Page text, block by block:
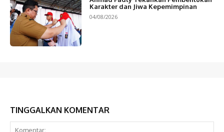
Karakter dan Jiwa Kepemimpinan
04/08/2026
TINGGALKAN KOMENTAR